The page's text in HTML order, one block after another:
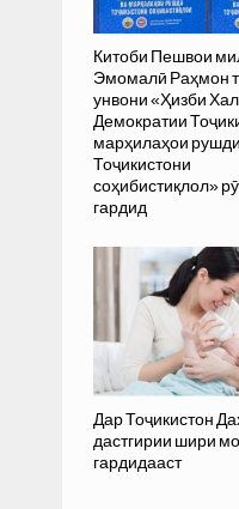
Китоби Пешвои
Эмомалӣ Раҳмон
унвони «Ҳизби
Демократии
марҳилаҳои рушди
Тоҷикистони
соҳибистиқлол»
гардид
Дар Тоҷикистон
дастгирии шири
гардидааст